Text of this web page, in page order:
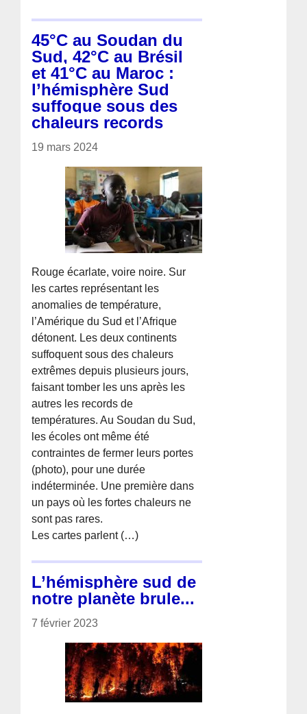
45°C au Soudan du
Sud, 42°C au Brésil
et 41°C au Maroc :
l’hémisphère Sud
suffoque sous des
chaleurs records
19 mars 2024
Rouge écarlate, voire noire. Sur
les cartes représentant les
anomalies de température,
l’Amérique du Sud et l’Afrique
détonent. Les deux continents
suffoquent sous des chaleurs
extrêmes depuis plusieurs jours,
faisant tomber les uns après les
autres les records de
températures. Au Soudan du Sud,
les écoles ont même été
contraintes de fermer leurs portes
(photo), pour une durée
indéterminée. Une première dans
un pays où les fortes chaleurs ne
sont pas rares.
Les cartes parlent (…)
L’hémisphère sud de
notre planète brule...
7 février 2023